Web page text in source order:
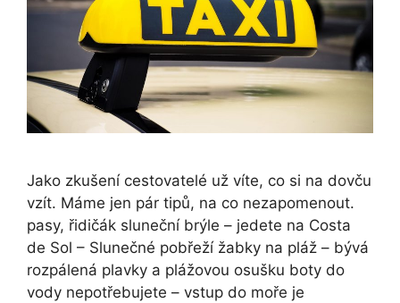
Jako zkušení cestovatelé už víte, co si na dovču
vzít. Máme jen pár tipů, na co nezapomenout.
pasy, řidičák sluneční brýle – jedete na Costa
de Sol – Slunečné pobřeží žabky na pláž – bývá
rozpálená plavky a plážovou osušku boty do
vody nepotřebujete – vstup do moře je